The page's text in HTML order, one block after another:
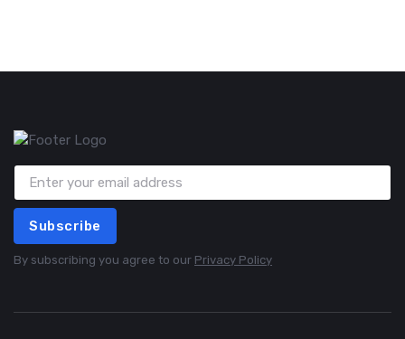
Subscribe
By subscribing you agree to our Privacy Policy